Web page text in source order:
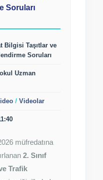
Soruları
Bilgisi Taşıtlar ve
Soruları
Uzman
/ Videolar
müfredatına
2. Sınıf
Trafik